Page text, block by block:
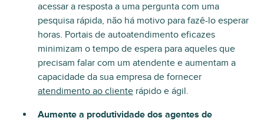
acessar a resposta a uma pergunta com uma
pesquisa rápida, não há motivo para fazê-lo esperar
horas. Portais de autoatendimento eficazes
minimizam o tempo de espera para aqueles que
precisam falar com um atendente e aumentam a
capacidade da sua empresa de fornecer
atendimento ao cliente rápido e ágil.
Aumente a produtividade dos agentes de